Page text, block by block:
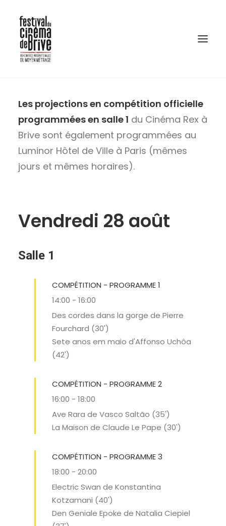
Les projections en compétition officielle
programmées en salle 1 du Cinéma Rex à
Brive sont également programmées au
Luminor Hôtel de Ville à Paris (mêmes
jours et mêmes horaires).
Vendredi 28 août
Salle 1
COMPÉTITION - PROGRAMME 1
14:00 - 16:00
Des cordes dans la gorge de Pierre
Fourchard (30')
Sete anos em maio d'Affonso Uchôa
(42')
COMPÉTITION - PROGRAMME 2
16:00 - 18:00
Ave Rara de Vasco Saltão (35')
La Maison de Claude Le Pape (30')
COMPÉTITION - PROGRAMME 3
18:00 - 20:00
Electric Swan de Konstantina
Kotzamani (40')
Den Geniale Epoke de Natalia Ciepiel